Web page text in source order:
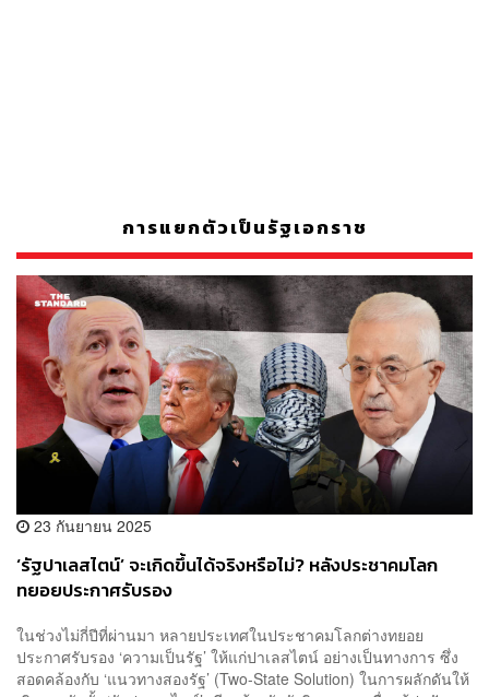
การแยกตัวเป็นรัฐเอกราช
23 กันยายน 2025
‘รัฐปาเลสไตน์’ จะเกิดขึ้นได้จริงหรือไม่? หลังประชาคมโลก
ทยอยประกาศรับรอง
ในช่วงไม่กี่ปีที่ผ่านมา หลายประเทศในประชาคมโลกต่างทยอย
ประกาศรับรอง ‘ความเป็นรัฐ’ ให้แก่ปาเลสไตน์ อย่างเป็นทางการ ซึ่ง
สอดคล้องกับ ‘แนวทางสองรัฐ’ (Two-State Solution) ในการผลักดันให้